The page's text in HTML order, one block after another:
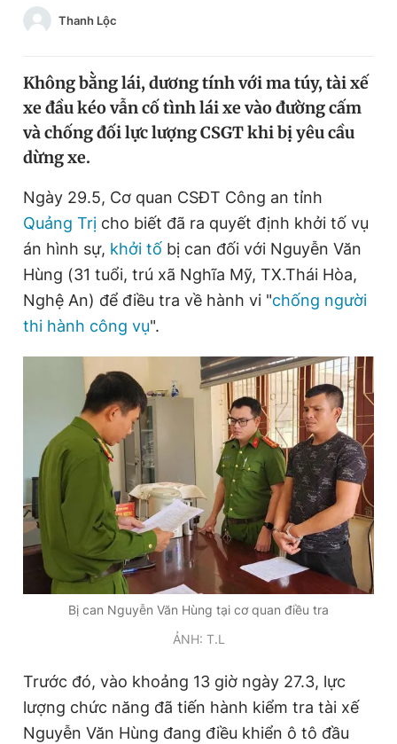
Chào ngày mới
Tin thị trường
Video Magazine
Sản phẩm khác
Tiện ích Bạn cần biết
Thông tin tòa soạn Liên hệ quảng cáo
Đọc Thanh Niên trên điện thoại
Theo dõi báo trên
Hotline
0906 645 777
Liên hệ quảng cáo
0908 780 404
RSS
Phó tổng biên tập thường trực: Hải Thành
Phó tổng biên tập: Lâm Hiếu Dũng
Phó tổng biên tập: Trần Việt Hưng
Tổng thư ký tòa soạn: Đức Trung
Thanh Lộc
Không bằng lái, dương tính với ma túy, tài xế
xe đầu kéo vẫn cố tình lái xe vào đường cấm
và chống đối lực lượng CSGT khi bị yêu cầu
dừng xe.
Ngày 29.5, Cơ quan CSĐT Công an tỉnh
Quảng Trị cho biết đã ra quyết định khởi tố vụ
án hình sự, khởi tố bị can đối với Nguyễn Văn
Hùng (31 tuổi, trú xã Nghĩa Mỹ, TX.Thái Hòa,
Nghệ An) để điều tra về hành vi "chống người
thi hành công vụ".
Bị can Nguyễn Văn Hùng tại cơ quan điều tra
ẢNH: T.L
Trước đó, vào khoảng 13 giờ ngày 27.3, lực
lượng chức năng đã tiến hành kiểm tra tài xế
Nguyễn Văn Hùng đang điều khiển ô tô đầu